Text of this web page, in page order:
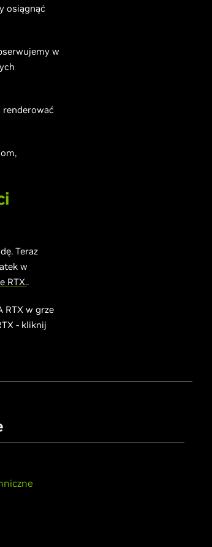
osiągnąć
w
renderować
Teraz
w
RTX..
RTX w grze
- kliknij